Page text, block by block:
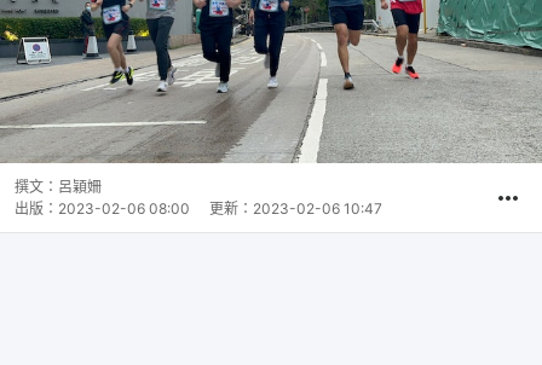
撰文： 呂穎姍
出版： 2023-02-06 08:00 更新： 2023-02-06 10:47